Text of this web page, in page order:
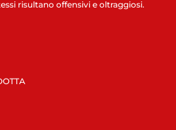
risultano offensivi e oltraggiosi.